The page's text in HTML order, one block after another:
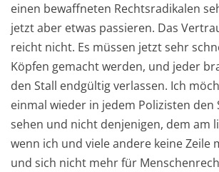
einen bewaffneten Rechtsradikalen
jetzt aber etwas passieren. Das
reicht nicht. Es müssen jetzt sehr
Köpfen gemacht werden, und jeder
den Stall endgültig verlassen. Ich
einmal wieder in jedem Polizisten den
sehen und nicht denjenigen, dem am
wenn ich und viele andere keine Zeile
und sich nicht mehr für